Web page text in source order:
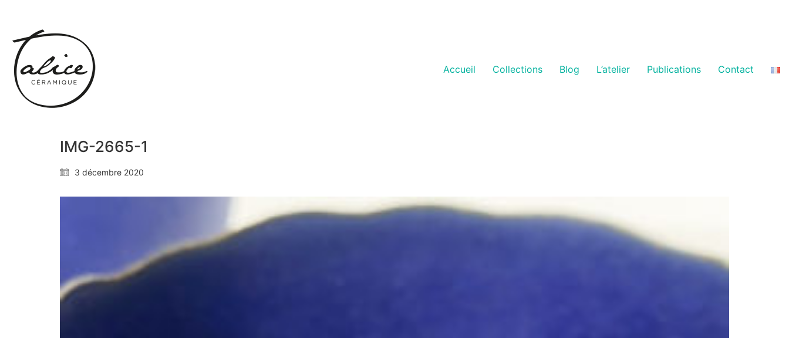
Accueil Collections Blog L’atelier Publications Contact
IMG-2665-1
3 décembre 2020